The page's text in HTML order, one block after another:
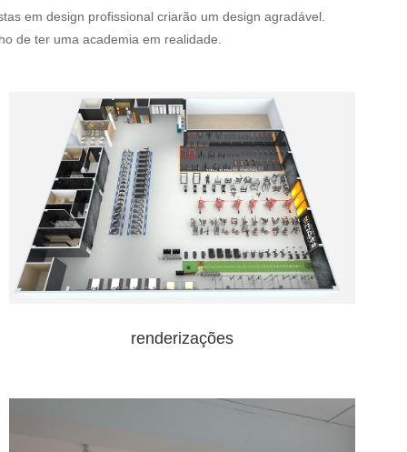
em design profissional criarão um design agradável.
de ter uma academia em realidade.
renderizações